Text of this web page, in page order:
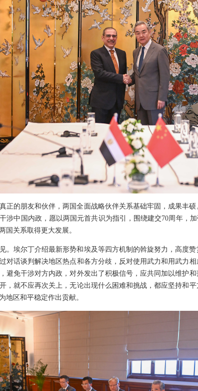
正的朋友和伙伴，两国全面战略伙伴关系基础牢固，成果丰
涉中国内政，愿以两国元首共识为指引，围绕建交70周年，
国关系取得更大发展。
。埃尔丁介绍最新形势和埃及等四方机制的斡旋努力，高度
对话谈判解决地区热点和各方分歧，反对使用武力和用武力
避免干涉对方内政，对外发出了积极信号，应共同加以维护
，就不应再次关上，无论出现什么困难和挑战，都应坚持和
地区和平稳定作出贡献。